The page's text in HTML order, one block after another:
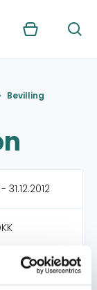
Kurv Søg
Bevilling
31.12.2012
Fra Folk til
People